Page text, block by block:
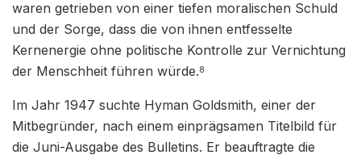
waren getrieben von einer tiefen moralischen Schuld
und der Sorge, dass die von ihnen entfesselte
Kernenergie ohne politische Kontrolle zur Vernichtung
der Menschheit führen würde.8
Im Jahr 1947 suchte Hyman Goldsmith, einer der
Mitbegründer, nach einem einprägsamen Titelbild für
die Juni-Ausgabe des Bulletins. Er beauftragte die